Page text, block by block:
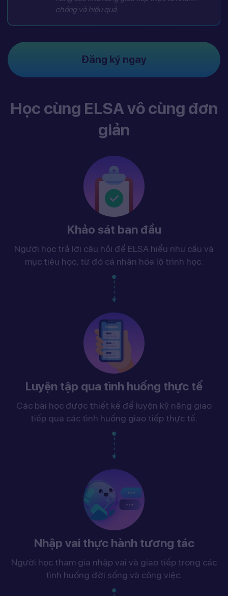
chóng và hiệu quả
Đăng ký ngay
Học cùng ELSA vô cùng đơn
giản
Khảo sát ban đầu
Người học trả lời câu hỏi để ELSA hiểu nhu cầu và
mục tiêu học, từ đó cá nhân hóa lộ trình học.
Luyện tập qua tình huống thực tế
Các bài học được thiết kế để luyện kỹ năng giao
tiếp qua các tình huống giao tiếp thực tế.
Nhập vai thực hành tương tác
Người học tham gia nhập vai và giao tiếp trong các
tình huống đời sống và công việc.